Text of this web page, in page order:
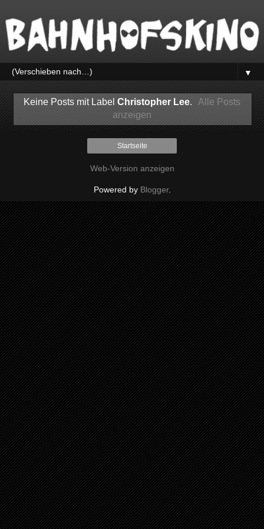
▼
Keine Posts mit Label Christopher Lee.
Alle Posts
anzeigen
Startseite
Web-Version anzeigen
Powered by Blogger.